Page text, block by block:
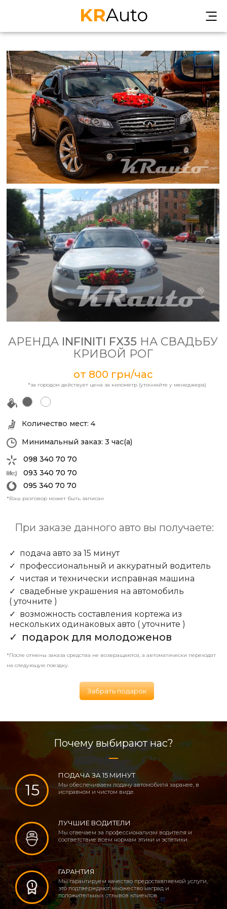
KRAuto
АРЕНДА INFINITI FX35 НА СВАДЬБУ
КРИВОЙ РОГ
от 800 грн/час
*за городом действует цена за километр (уточняйте у менеджера)
черныйбелый
Количество мест: 4
Минимальный заказ: 3 час(а)
098 340 70 70
093 340 70 70
095 340 70 70
*Ваш разговор может быть записан
При заказе данного авто вы получаете:
подача авто за 15 минут
профессиональный и аккуратный водитель
чистая и технически исправная машина
свадебные украшения на автомобиль
( уточните )
возможность составления кортежа из
нескольких одинаковых авто ( уточните )
подарок для молодоженов
*После отмены заказа средства не возвращаются, а автоматически переходят
на следующую поездку.
Забрать подарок
Почему выбирают нас?
15
ПОДАЧА ЗА 15 МИНУТ
Мы обеспечиваем подачу автомобиля заранее, в
исправном и чистом виде.
ЛУЧШИЕ ВОДИТЕЛИ
Мы отвечаем за профессионализм водителя и
соответствие всем нормам этики и эстетики.
ГАРАНТИЯ
Мы гарантируем качество предоставляемой услуги,
это подтверждают множество наград и
положительных отзывов клиентов.